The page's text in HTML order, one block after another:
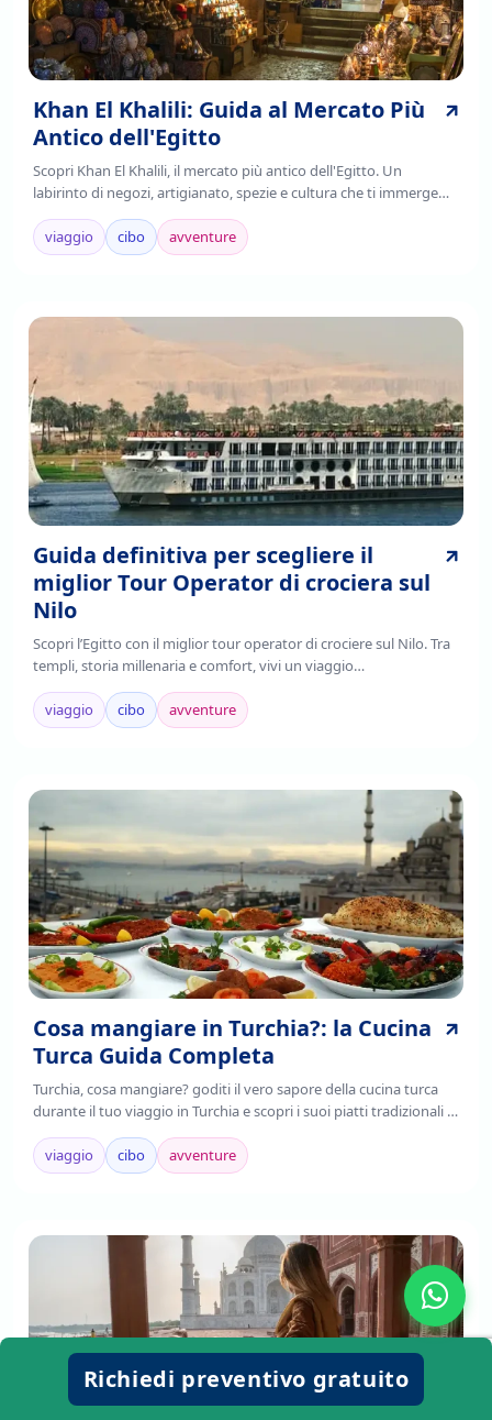
Khan El Khalili: Guida al Mercato Più
Antico dell'Egitto
Scopri Khan El Khalili, il mercato più antico dell'Egitto. Un
labirinto di negozi, artigianato, spezie e cultura che ti immerge
nell'autenticità cairota. Leggi!
viaggio
cibo avventure
Guida definitiva per scegliere il
miglior Tour Operator di crociera sul
Nilo
Scopri l’Egitto con il miglior tour operator di crociere sul Nilo. Tra
templi, storia millenaria e comfort, vivi un viaggio
indimenticabile.Prenota ora!
viaggio
cibo avventure
Cosa mangiare in Turchia?: la Cucina
Turca Guida Completa
Turchia, cosa mangiare? goditi il vero sapore della cucina turca
durante il tuo viaggio in Turchia e scopri i suoi piatti tradizionali ,
è il frutto della fusione di tradizioni culinarie regionali,
mediterranee e asiatiche.
viaggio cibo avventure
Richiedi preventivo gratuito